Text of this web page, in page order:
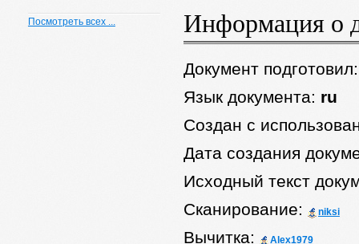
Посмотреть всех ... Информация о
Документ
Язык документа: ru
Создан с
Дата создания
Исходный текст
Сканирование:
niksi
Вычитка: Alex1979